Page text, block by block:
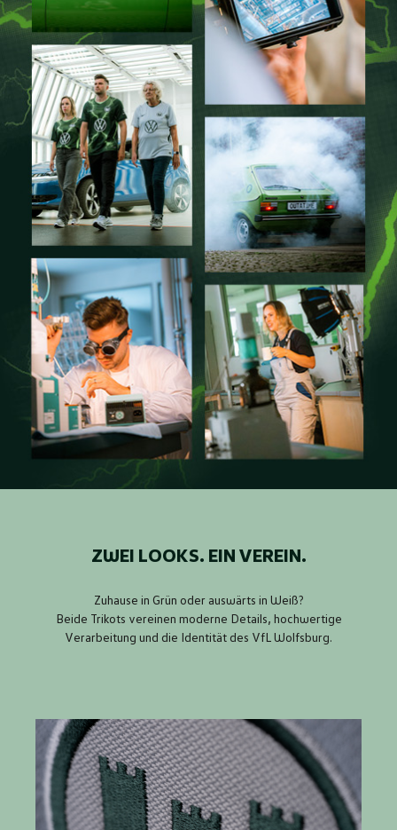
ZWEI LOOKS. EIN VEREIN.
Zuhause in Grün oder auswärts in Weiß?
Beide Trikots vereinen moderne Details, hochwertige
Verarbeitung und die Identität des VfL Wolfsburg.